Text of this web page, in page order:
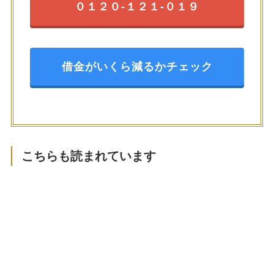
０１２０-１２１-０１９
借金がいくら減るかチェック
こちらも読まれています